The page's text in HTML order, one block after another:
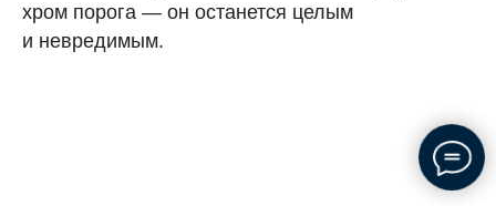
хром порога — он останется целым
и невредимым.